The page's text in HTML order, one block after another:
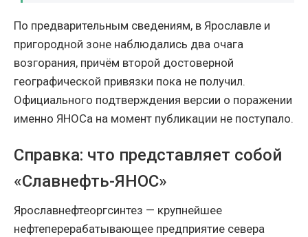
По предварительным сведениям, в Ярославле и
пригородной зоне наблюдались два очага
возгорания, причём второй достоверной
географической привязки пока не получил.
Официального подтверждения версии о поражении
именно ЯНОСа на момент публикации не поступало.
Справка: что представляет собой
«Славнефть-ЯНОС»
Ярославнефтеоргсинтез — крупнейшее
нефтеперерабатывающее предприятие севера